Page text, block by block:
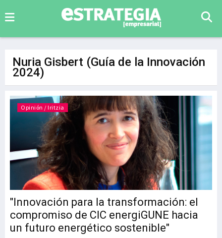
Nuria Gisbert (Guía de la Innovación
2024)
"Innovación para la transformación: el
compromiso de CIC energiGUNE hacia
un futuro energético sostenible"
Opinión / Iritzia